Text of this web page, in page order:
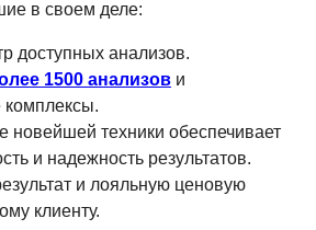
в своем деле:
доступных анализов.
1500 анализов и
новейшей техники обеспечивает
и надежность результатов.
и лояльную ценовую
клиенту.